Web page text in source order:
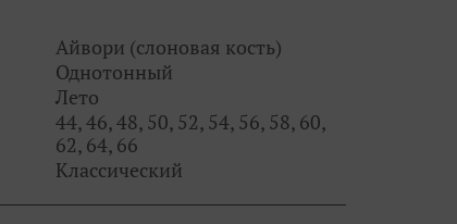
Айвори (слоновая кость)
Однотонный
Лето
44, 46, 48, 50, 52, 54, 56, 58, 60,
62, 64, 66
Классический